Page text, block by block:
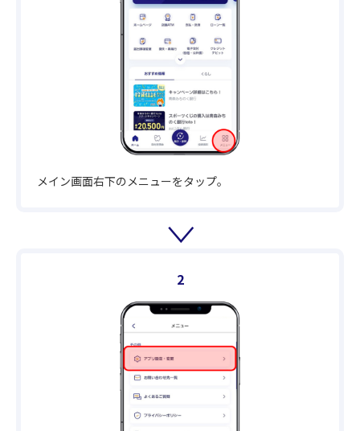
メイン画面右下のメニューをタップ。
2